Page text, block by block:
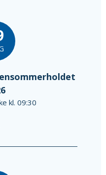
kl. 09:30